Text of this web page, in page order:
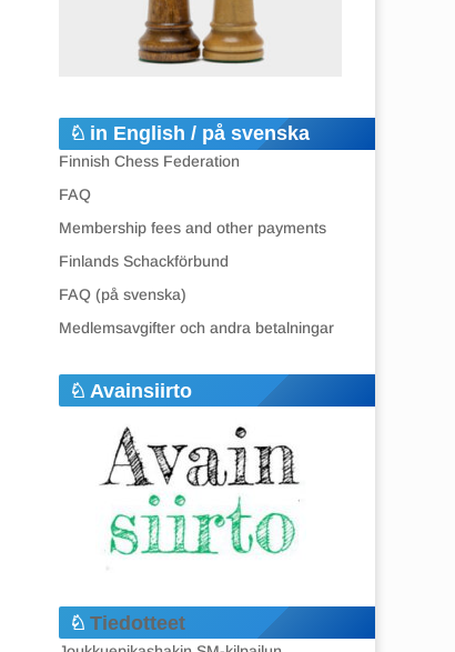
in English / på svenska
Finnish Chess Federation
FAQ
Membership fees and other payments
Finlands Schackförbund
FAQ (på svenska)
Medlemsavgifter och andra betalningar
Avainsiirto
Tiedotteet